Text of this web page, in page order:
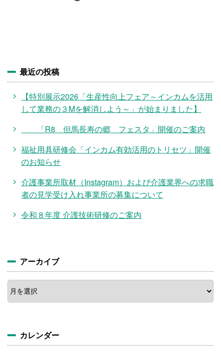
最近の投稿
【特別展示2026「生産性向上フェア～インカムを活用
して業務の３Mを解消しよう～」が始まりました】
「R8 但馬長寿の郷 フェスタ」開催のご案内
福祉用具研修会「インカム有効活用のトリセツ」開催
のお知らせ
介護事業所取材（Instagram）および介護業界への求職
者の見学受け入れ事業所の募集について
令和８年度 介護技術研修のご案内
アーカイブ
ア
ー
カ
カレンダー